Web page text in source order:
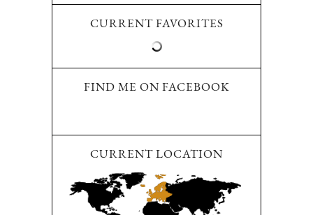
CURRENT FAVORITES
FIND ME ON FACEBOOK
CURRENT LOCATION